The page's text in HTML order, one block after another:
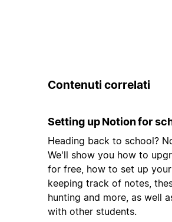
Contenuti correlati
Setting up Notion for
Heading back to school?
We'll show you how to
for free, how to set up
keeping track of notes,
hunting and more, as well
with other students.